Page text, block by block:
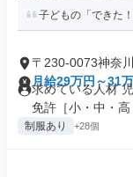
子どもの「できた
〒230-0073神奈
月給29万円～31
求めている人材
免許［小・中・高
制服あり +28個